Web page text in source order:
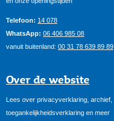
Telefoon: 14 078
WhatsApp: 06 406 985 08
vanuit buitenland: 00 31 78 639 89 89
Over de website
Lees over privacyverklaring, archief,
toegankelijkheidsverklaring en meer